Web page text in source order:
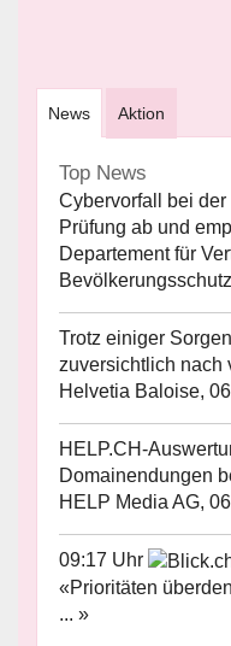
News Aktion
Top News
Cybervorfall bei
Prüfung ab und
Departement für
Trotz einiger
zuversichtlich nach
Helvetia Baloise,
HELP.CH-
Domainendungen
HELP Media AG,
09:17 Uhr
«Prioritäten
... »